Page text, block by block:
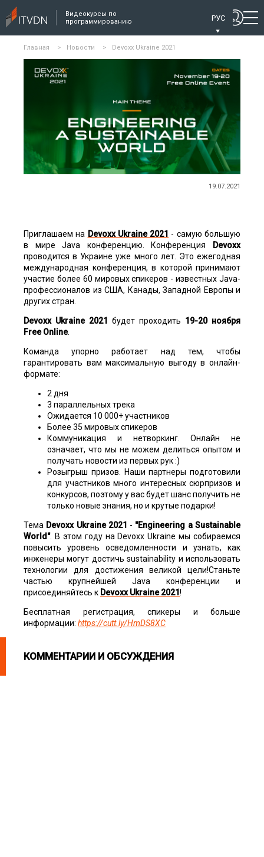
Видеокурсы по
программированию
РУС
Главная > Новости > Devoxx Ukraine 2021
19.07.2021
Приглашаем на Devoxx Ukraine 2021 - самую большую
в мире Java конференцию. Конференция
Devoxx
проводится в Украине уже много лет. Это ежегодная
международная конференция, в которой принимают
участие более 60 мировых спикеров - известных Java-
профессионалов из США, Канады, Западной Европы и
других стран.
Devoxx Ukraine 2021 будет проходить 19-20 ноября
Free Online.
Команда упорно работает над тем, чтобы
гарантировать вам максимальную выгоду в онлайн-
формате:
2 дня
3 параллельных трека
Ожидается 10 000+ участников
Более 35 мировых спикеров
Коммуникация и нетворкинг. Онлайн не
означает, что мы не можем делиться опытом и
получать новости из первых рук :)
Розыгрыш призов. Наши партнеры подготовили
для участников много интересных сюрпризов и
конкурсов, поэтому у вас будет шанс получить не
только новые знания, но и крутые подарки!
Тема Devoxx Ukraine 2021 - "Engineering a Sustainable
World". В этом году на Devoxx Ukraine мы собираемся
повысить уровень осведомленности и узнать, как
инженеры могут достичь sustainability и использовать
технологии для достижения великой цели!Станьте
частью крупнейшей Java конференции и
присоединяйтесь к Devoxx Ukraine 2021 !
Бесплатная регистрация, спикеры и больше
информации: https://cutt.ly/HmDS8XC
КОММЕНТАРИИ И ОБСУЖДЕНИЯ